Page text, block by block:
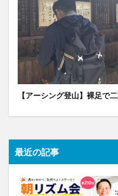
【アーシング登山】裸足で
最近の記事